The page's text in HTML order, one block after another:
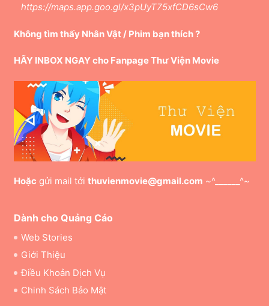
https://maps.app.goo.gl/x3pUyT75xfCD6sCw6
Không tìm thấy Nhân Vật / Phim bạn thích ?
HÃY INBOX NGAY cho Fanpage Thư Viện Movie
Hoặc gửi mail tới thuvienmovie@gmail.com ~^______^~
Dành cho Quảng Cáo
Web Stories
Giới Thiệu
Điều Khoản Dịch Vụ
Chinh Sách Bảo Mật